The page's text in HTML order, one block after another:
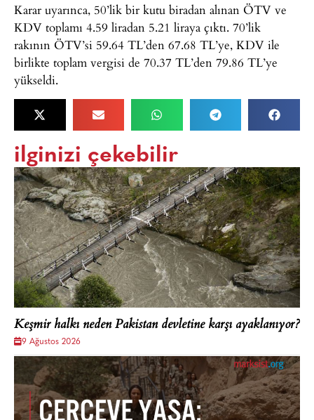
Karar uyarınca, 50’lik bir kutu biradan alınan ÖTV ve
KDV toplamı 4.59 liradan 5.21 liraya çıktı. 70’lik
rakının ÖTV’si 59.64 TL’den 67.68 TL’ye, KDV ile
birlikte toplam vergisi de 70.37 TL’den 79.86 TL’ye
yükseldi.
ilginizi çekebilir
Keşmir halkı neden Pakistan devletine karşı ayaklanıyor?
9 Ağustos 2026